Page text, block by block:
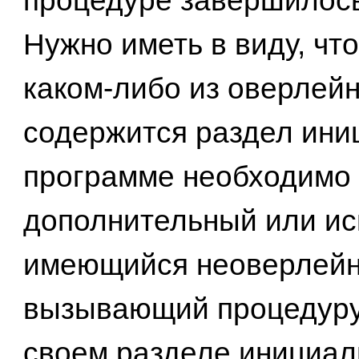
Нужно иметь в виду,
каком-либо из
содержится раздел
программе необходимо
дополнительный или
имеющийся
вызывающий